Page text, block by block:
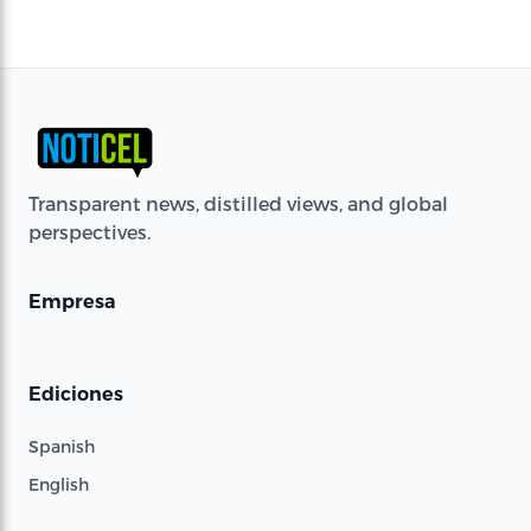
Transparent news, distilled views, and global
perspectives.
Empresa
Ediciones
Spanish
English